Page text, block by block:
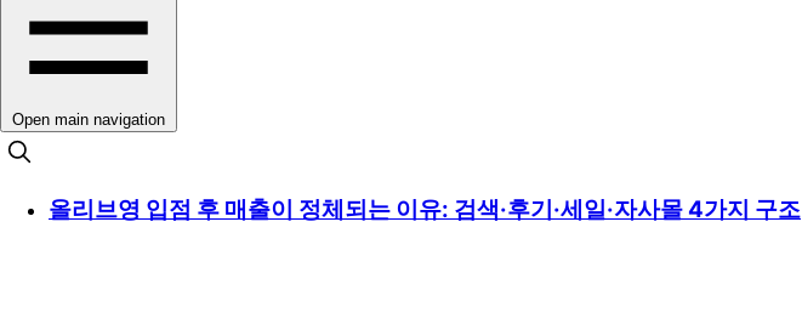
Open main navigation
올리브영 입점 후 매출이 정체되는 이유: 검색·후기·세일·자사몰 4가지 구조